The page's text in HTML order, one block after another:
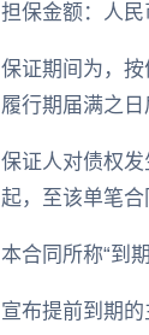
担保金额：人
保证期间为，
履行期届满之日
保证人对债权
起，至该单笔合
本合同所称“到
宣布提前到期